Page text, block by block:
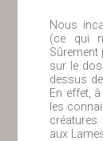
Nous
(ce qui
Sûrement
sur le dos
dessus
En effet,
les
aux